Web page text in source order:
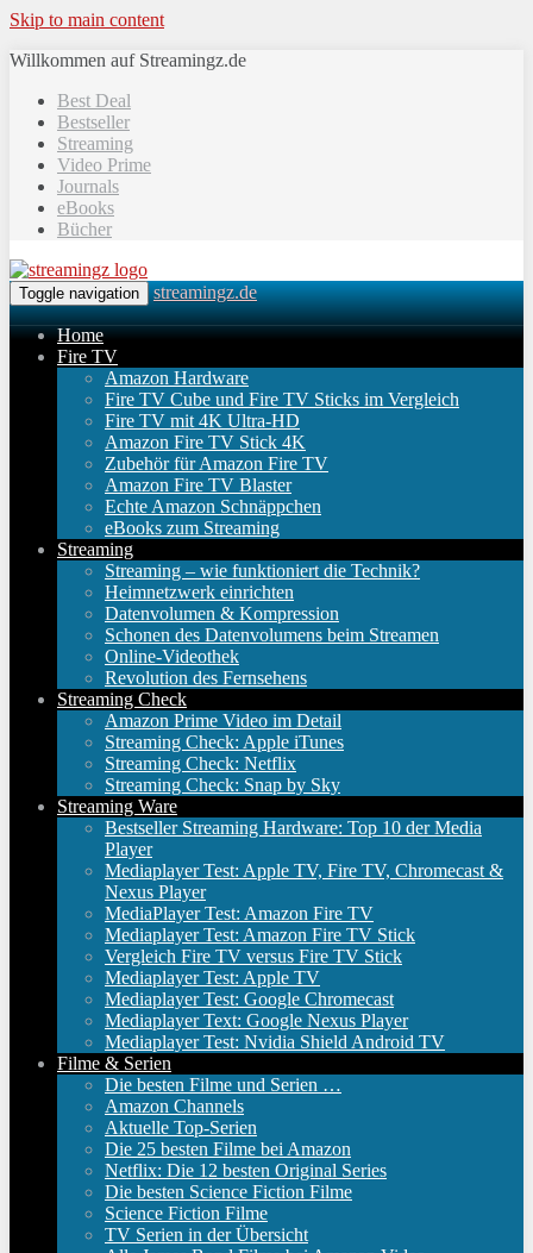
Skip to main content
Willkommen auf Streamingz.de
Best Deal
Bestseller
Streaming
Video Prime
Journals
eBooks
Bücher
Toggle navigation streamingz.de
Home
Fire TV
Amazon Hardware
Fire TV Cube und Fire TV Sticks im Vergleich
Fire TV mit 4K Ultra-HD
Amazon Fire TV Stick 4K
Zubehör für Amazon Fire TV
Amazon Fire TV Blaster
Echte Amazon Schnäppchen
eBooks zum Streaming
Streaming
Streaming – wie funktioniert die Technik?
Heimnetzwerk einrichten
Datenvolumen & Kompression
Schonen des Datenvolumens beim Streamen
Online-Videothek
Revolution des Fernsehens
Streaming Check
Amazon Prime Video im Detail
Streaming Check: Apple iTunes
Streaming Check: Netflix
Streaming Check: Snap by Sky
Streaming Ware
Bestseller Streaming Hardware: Top 10 der Media
Player
Mediaplayer Test: Apple TV, Fire TV, Chromecast &
Nexus Player
MediaPlayer Test: Amazon Fire TV
Mediaplayer Test: Amazon Fire TV Stick
Vergleich Fire TV versus Fire TV Stick
Mediaplayer Test: Apple TV
Mediaplayer Test: Google Chromecast
Mediaplayer Text: Google Nexus Player
Mediaplayer Test: Nvidia Shield Android TV
Filme & Serien
Die besten Filme und Serien …
Amazon Channels
Aktuelle Top-Serien
Die 25 besten Filme bei Amazon
Netflix: Die 12 besten Original Series
Die besten Science Fiction Filme
Science Fiction Filme
TV Serien in der Übersicht